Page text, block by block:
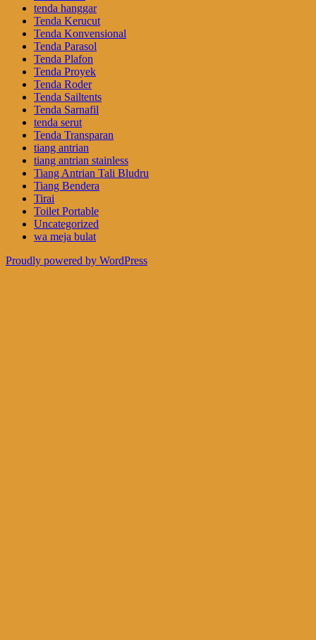
tenda hanggar
Tenda Kerucut
Tenda Konvensional
Tenda Parasol
Tenda Plafon
Tenda Proyek
Tenda Roder
Tenda Sailtents
Tenda Sarnafil
tenda serut
Tenda Transparan
tiang antrian
tiang antrian stainless
Tiang Antrian Tali Bludru
Tiang Bendera
Tirai
Toilet Portable
Uncategorized
wa meja bulat
Proudly powered by WordPress